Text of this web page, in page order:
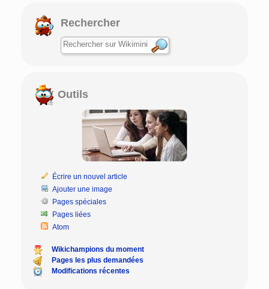
Rechercher
Outils
Écrire un nouvel article
Ajouter une image
Pages spéciales
Pages liées
Atom
Wikichampions du moment
Pages les plus demandées
Modifications récentes